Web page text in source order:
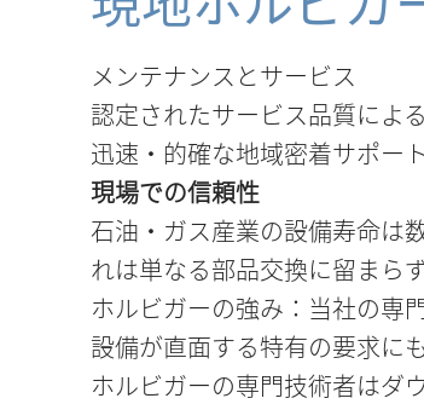
メンテナンスとサービス
認定されたサービス品質によ
迅速・的確な地域密着サポート
現場での信頼性
石油・ガス産業の設備寿命は
れは単なる部品交換に留まら
ホルビガーの強み：当社の専
設備が直面する特有の要求に
ホルビガーの専門技術者はダ